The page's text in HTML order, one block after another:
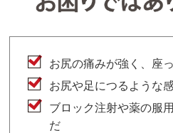
お尻の痛みが強く、座
お尻や足につるような
ブロック注射や薬の服
だ